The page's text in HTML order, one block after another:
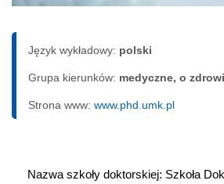
Język wykładowy: polski
Grupa kierunków: medyczne, o
Strona www: www.phd.umk.pl
Nazwa szkoły doktorskiej: Szkoła